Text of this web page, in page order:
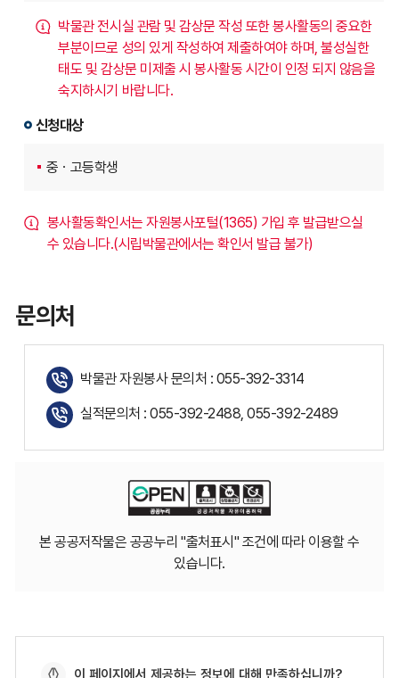
박물관 전시실 관람 및 감상문 작성 또한 봉사활동의 중요한
부분이므로 성의 있게 작성하여 제출하여야 하며, 불성실한
태도 및 감상문 미제출 시 봉사활동 시간이 인정 되지 않음을
숙지하시기 바랍니다.
신청대상
중ㆍ고등학생
봉사활동확인서는 자원봉사포털(1365) 가입 후 발급받으실
수 있습니다.(시립박물관에서는 확인서 발급 불가)
문의처
박물관 자원봉사 문의처 : 055-392-3314
실적문의처 : 055-392-2488, 055-392-2489
본 공공저작물은 공공누리 "출처표시" 조건에 따라 이용할 수
있습니다.
페
이 페이지에서 제공하는 정보에 대해 만족하십니까?